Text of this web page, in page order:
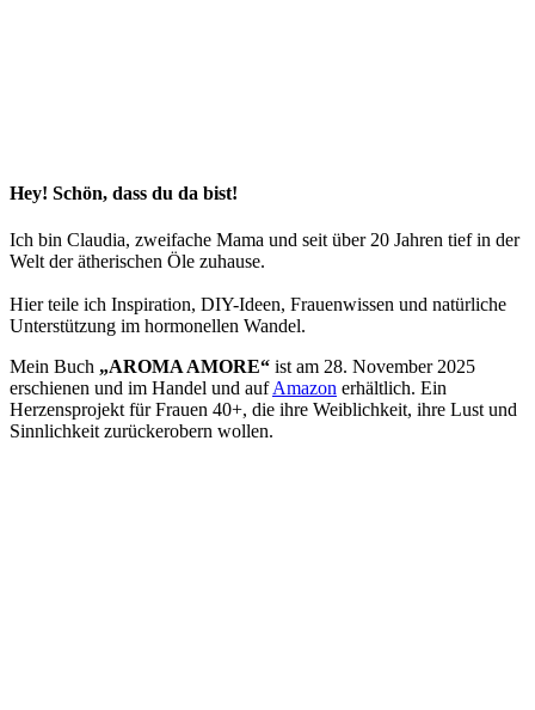
Hey! Schön, dass du da bist!
Ich bin Claudia, zweifache Mama und seit über 20 Jahren tief in der
Welt der ätherischen Öle zuhause.
Hier teile ich Inspiration, DIY-Ideen, Frauenwissen und natürliche
Unterstützung im hormonellen Wandel.
Mein Buch „AROMA AMORE“ ist am 28. November 2025
erschienen und im Handel und aufAmazon erhältlich. Ein
Herzensprojekt für Frauen 40+, die ihre Weiblichkeit, ihre Lust und
Sinnlichkeit zurückerobern wollen.